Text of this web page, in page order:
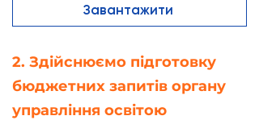
Завантажити
2. Здійснюємо підготовку
бюджетних запитів органу
управління освітою